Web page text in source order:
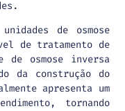
de osmose
de tratamento de
de osmose inversa
da construção do
apresenta um
tornando